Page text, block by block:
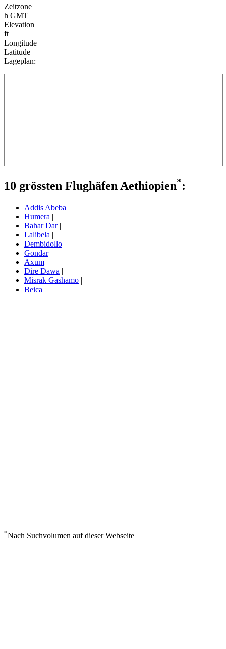
Zeitzone
h GMT
Elevation
ft
Longitude
Latitude
Lageplan:
10 grössten Flughäfen Aethiopien*:
Addis Abeba |
Humera |
Bahar Dar|
Lalibela |
Dembidollo |
Gondar|
Axum |
Dire Dawa |
Misrak Gashamo |
Beica |
*Nach Suchvolumen auf dieser Webseite